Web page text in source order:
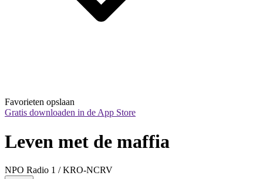
Favorieten opslaan
Gratis downloaden in de App Store
Leven met de maffia
NPO Radio 1 / KRO-NCRV